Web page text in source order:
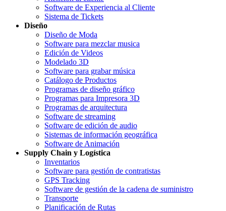
Software de Experiencia al Cliente
Sistema de Tickets
Diseño
Diseño de Moda
Software para mezclar musica
Edición de Videos
Modelado 3D
Software para grabar música
Catálogo de Productos
Programas de diseño gráfico
Programas para Impresora 3D
Programas de arquitectura
Software de streaming
Software de edición de audio
Sistemas de información geográfica
Software de Animación
Supply Chain y Logística
Inventarios
Software para gestión de contratistas
GPS Tracking
Software de gestión de la cadena de suministro
Transporte
Planificación de Rutas